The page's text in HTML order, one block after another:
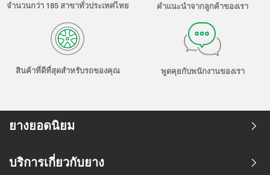
จำนวนกว่า 185 สาขาทั่วประเทศไทย คำแนะนำจากลูกค้าของเรา
สินค้าที่ดีที่สุดสำหรับรถของคุณ พูดคุยกับพนักงานของเรา
ยางยอดนิยม
บริการเกี่ยวกับยาง